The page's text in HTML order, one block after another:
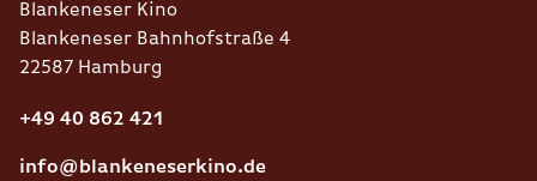
Blankeneser Kino
Blankeneser Bahnhofstraße 4
22587 Hamburg
+49 40 862 421
info@blankeneserkino.de